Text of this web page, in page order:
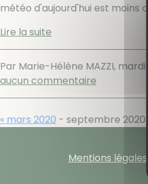
météo d'aujourd'hui est moins
Lire la suite
Par Marie-Hélène MAZZI, mardi
aucun commentaire
« mars 2020 - septembre 2020
Mentions légales